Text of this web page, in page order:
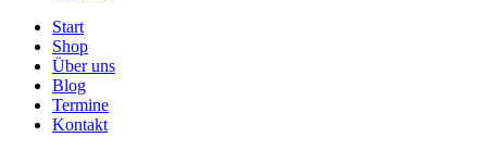
Start
Shop
Über uns
Blog
Termine
Kontakt